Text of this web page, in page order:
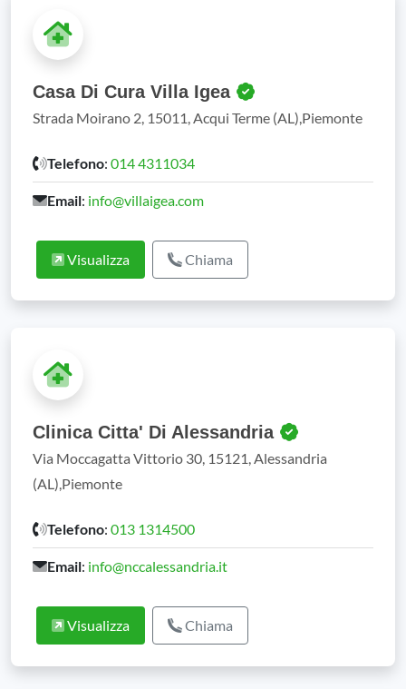
Casa Di Cura Villa Igea
Strada Moirano 2, 15011, Acqui Terme (AL),Piemonte
Telefono: 014 4311034
Email: info@villaigea.com
Visualizza Chiama
Clinica Citta' Di Alessandria
Via Moccagatta Vittorio 30, 15121, Alessandria
(AL),Piemonte
Telefono: 013 1314500
Email: info@nccalessandria.it
Visualizza Chiama